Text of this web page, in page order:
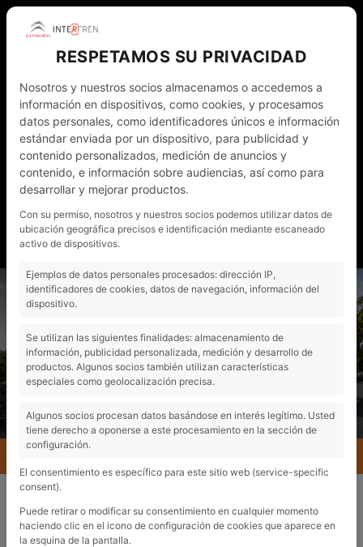
ESP
972 011 782
WHATSAPP
RESPETAMOS SU PRIVACIDAD
Nosotros y nuestros socios almacenamos o accedemos a
información en dispositivos, como cookies, y procesamos
datos personales, como identificadores únicos e información
estándar enviada por un dispositivo, para publicidad y
contenido personalizados, medición de anuncios y
contenido, e información sobre audiencias, así como para
desarrollar y mejorar productos.
Con su permiso, nosotros y nuestros socios podemos utilizar datos de
ubicación geográfica precisos e identificación mediante escaneado
activo de dispositivos.
Ejemplos de datos personales procesados: dirección IP,
identificadores de cookies, datos de navegación, información del
dispositivo.
Se utilizan las siguientes finalidades: almacenamiento de
información, publicidad personalizada, medición y desarrollo de
productos. Algunos socios también utilizan características
especiales como geolocalización precisa.
Algunos socios procesan datos basándose en interés legítimo. Usted
tiene derecho a oponerse a este procesamiento en la sección de
configuración.
El consentimiento es específico para este sitio web (service-specific
consent).
Puede retirar o modificar su consentimiento en cualquier momento
haciendo clic en el icono de configuración de cookies que aparece en
la esquina de la pantalla.